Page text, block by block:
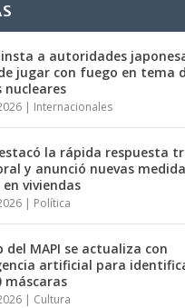
a autoridades
jugar con fuego en tema
nucleares
| Internacionales
la rápida respuesta
y anunció nuevas
viviendas
| Política
del MAPI se actualiza con
artificial para
máscaras
| Cultura